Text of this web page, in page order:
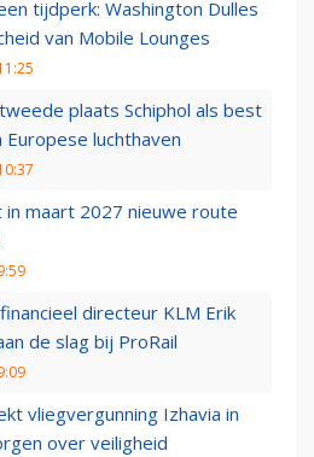
tijdperk: Washington Dulles
van Mobile Lounges
plaats Schiphol als best
luchthaven
in maart 2027 nieuwe route
directeur KLM Erik
de slag bij ProRail
vliegvergunning Izhavia in
over veiligheid